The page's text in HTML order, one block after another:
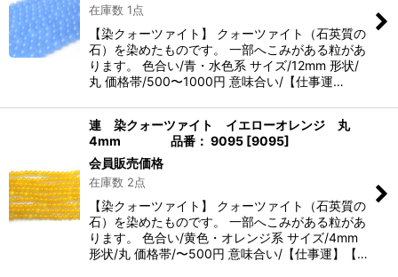
在庫数 1点
【染クォーツァイト】 クォーツァイト（石英質の
石）を染めたものです。 一部へこみがある粒があ
ります。 色合い/青・水色系 サイズ/12mm 形状/
丸 価格帯/500〜1000円 意味合い/【仕事運…
連 染クォーツァイト イエローオレンジ 丸
4mm 品番： 9095 [9095]
会員販売価格
在庫数 2点
【染クォーツァイト】 クォーツァイト（石英質の
石）を染めたものです。 一部へこみがある粒があ
ります。 色合い/黄色・オレンジ系 サイズ/4mm
形状/丸 価格帯/〜500円 意味合い/【仕事運】【…